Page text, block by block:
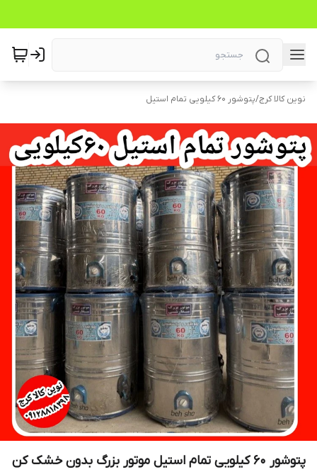
نوین کالا کرج/پتوشور ۶۰ کیلویی تمام استیل
پتوشور ۶۰ کیلویی تمام استیل موتور بزرگ بدون خشک کن